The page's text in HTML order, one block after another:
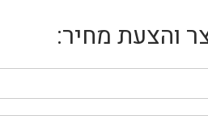
והצעת מחיר: